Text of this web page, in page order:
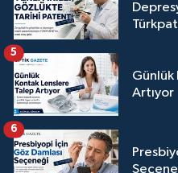
Günlük
Artıyor
5
6